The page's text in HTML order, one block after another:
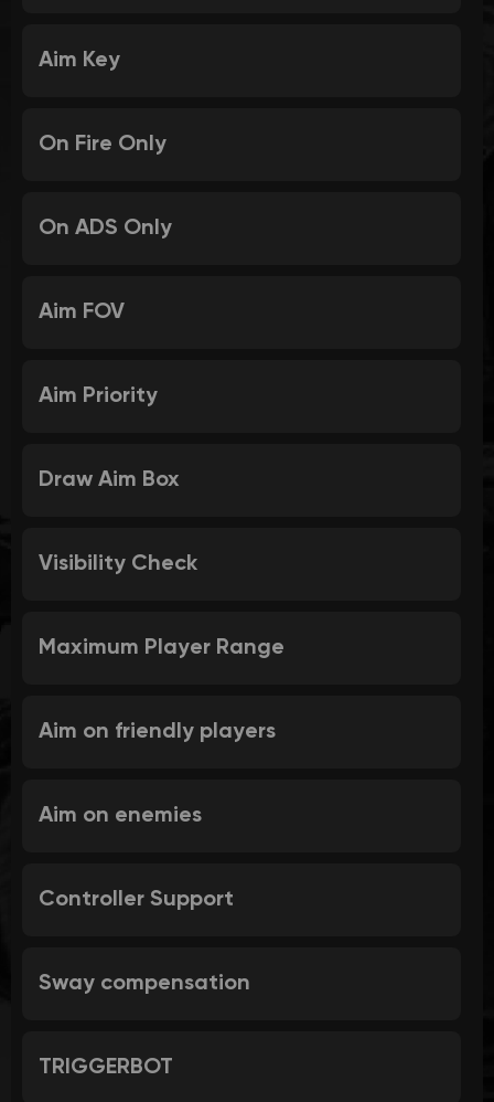
Aim Key
On Fire Only
On ADS Only
Aim FOV
Aim Priority
Draw Aim Box
Visibility Check
Maximum Player Range
Aim on friendly players
Aim on enemies
Controller Support
Sway compensation
TRIGGERBOT